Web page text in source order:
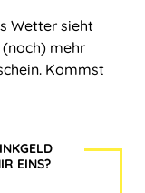
Wetter sieht
mehr
Kommst
EINS?